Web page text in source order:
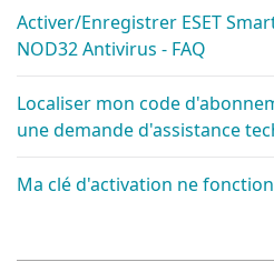
Activer/Enregistrer ESET
NOD32 Antivirus - FAQ
Localiser mon code
une demande d'assistance
Ma clé d'activation ne